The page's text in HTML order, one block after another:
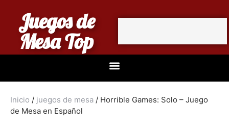
Juegos de
Mesa Top
Inicio / juegos de mesa / Horrible Games: Solo – Juego
de Mesa en Español